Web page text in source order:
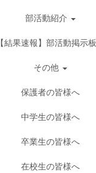
部活動紹介
【結果速報】部活動掲示板
その他
保護者の皆様へ
中学生の皆様へ
卒業生の皆様へ
在校生の皆様へ